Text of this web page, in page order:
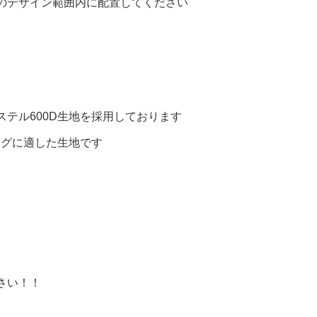
デザイン範囲内に配置してください
テル600D生地を採用しております
に適した生地です
い！！